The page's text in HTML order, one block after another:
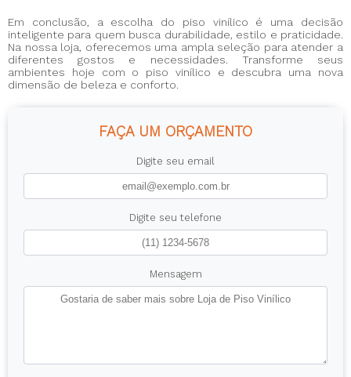
Em conclusão, a escolha do piso vinílico é uma decisão
inteligente para quem busca durabilidade, estilo e praticidade.
Na nossa loja, oferecemos uma ampla seleção para atender a
diferentes gostos e necessidades. Transforme seus
ambientes hoje com o piso vinílico e descubra uma nova
dimensão de beleza e conforto.
FAÇA UM ORÇAMENTO
Digite seu email
Digite seu telefone
Mensagem